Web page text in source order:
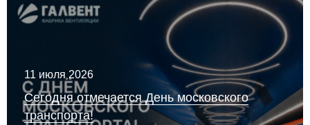
11 июля 2026
Сегодня отмечается День московского
транспорта!